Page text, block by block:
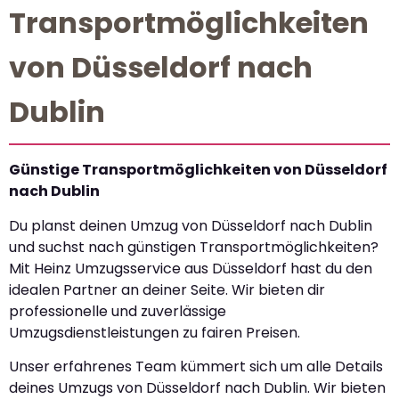
Transportmöglichkeiten
von Düsseldorf nach
Dublin
Günstige Transportmöglichkeiten von Düsseldorf
nach Dublin
Du planst deinen Umzug von Düsseldorf nach Dublin
und suchst nach günstigen Transportmöglichkeiten?
Mit Heinz Umzugsservice aus Düsseldorf hast du den
idealen Partner an deiner Seite. Wir bieten dir
professionelle und zuverlässige
Umzugsdienstleistungen zu fairen Preisen.
Unser erfahrenes Team kümmert sich um alle Details
deines Umzugs von Düsseldorf nach Dublin. Wir bieten